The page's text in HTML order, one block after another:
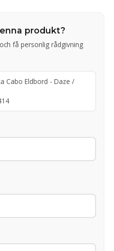
produkt?
få personlig rådgivning
Cabo Eldbord - Daze /